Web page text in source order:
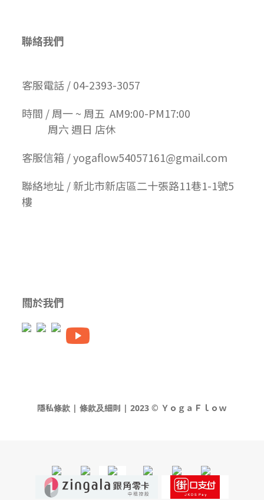
聯絡我們
客服電話 / 04-2393-3057
時間 / 周一 ~ 周五 AM9:00-PM17:00
周六 週日 店休
客服信箱 / yogaflow54057161@gmail.com
聯絡地址 / 新北市新店區二十張路11巷1-1號5
樓
關於我們
隱私條款 | 條款及細則 | 2023 © ＹｏｇａＦｌｏｗ